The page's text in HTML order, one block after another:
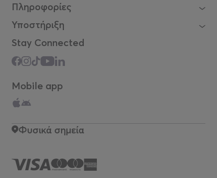
Φυσικά σημεία
Πληροφορίες
Υποστήριξη
Stay Connected
Mobile app